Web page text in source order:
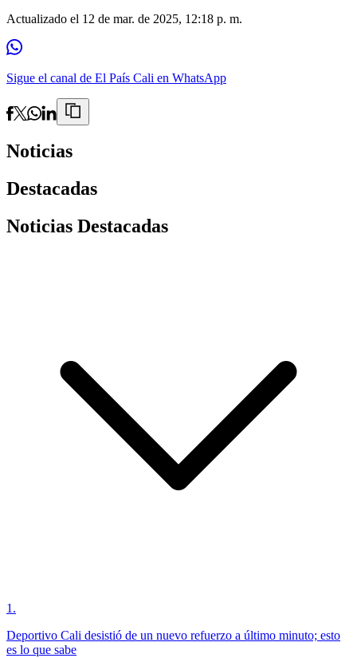
Actualizado el 12 de mar. de 2025, 12:18 p. m.
Sigue el canal de El País Cali en WhatsApp
Noticias
Destacadas
Noticias Destacadas
1 .
Deportivo Cali desistió de un nuevo refuerzo a último minuto; esto
es lo que sabe